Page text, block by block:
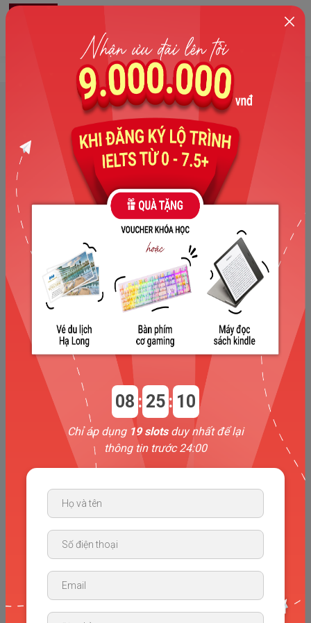
Tuyển dụng>Chuyên viên học thuật full-time
Chuyên viên học thuật full-
time
1. Mô tả công việc:
Test trình độ đầu vào của học viên đăng ký khóa học
Dạy các lớp học thử với học viên đang có ý định đăng
ký khóa học
Tham gia nghiên cứu phát triển sản phẩm
Tham gia một số hoạt động truyền thông (phối hợp với
dựng hình ảnh của trung tâm,...
Các công việc khác theo chỉ định
Có thể tham gia giảng dạy các dòng lớp tại TCE
(Không bắt buộc)
2. Yêu cầu:
Học vấn: Đang học/Đã tốt nghiệp ĐH chuyên ngành
khối ngành sư phạm, ngôn ngữ Anh,...
Tiếng Anh: IELTS ≥ 8.0 (Ứng viên vui lòng gửi bản
scan chứng chỉ đính kèm)
Kinh nghiệm: Ưu tiên các ứng viên có tối thiểu 1 năm
Kinh nghiệm giảng dạy. Ưu tiên các ứng viên có các
chứng chỉ về Giảng dạy. Ưu tiên ứng viên có mong
muốn theo đuổi sự nghiệp Giảng dạy và Giáo dục lâu
dài.
08 : 25 : 10
Chỉ áp dụng 19 slotsduy nhất để lại
thông tin trước 24:00